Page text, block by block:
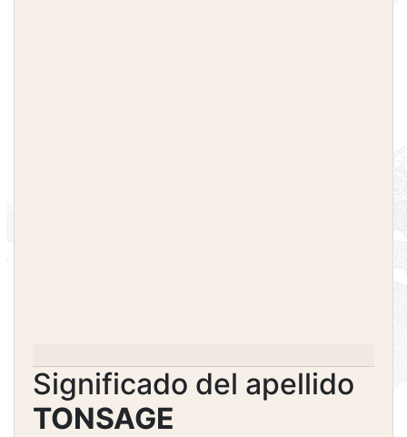
Significado del apellido
TONSAGE